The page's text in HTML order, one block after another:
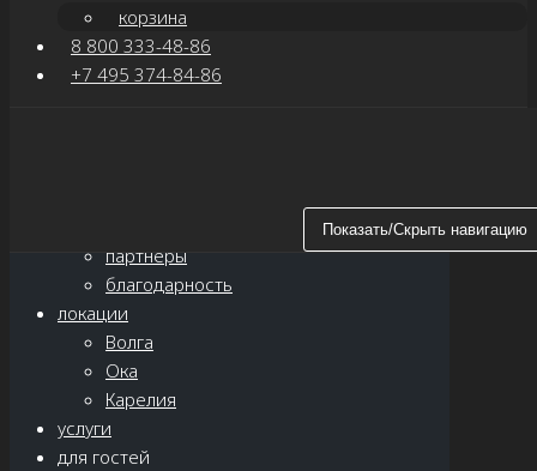
корзина
8 800 333-48-86
+7 495 374-84-86
Показать/Скрыть навигацию
партнёры
благодарность
локации
Волга
Ока
Карелия
услуги
для гостей